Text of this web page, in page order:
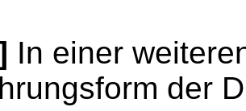
In einer
der